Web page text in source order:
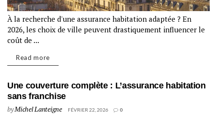
À la recherche d'une assurance habitation adaptée ? En
2026, les choix de ville peuvent drastiquement influencer le
coût de ...
Read more
Une couverture complète : L’assurance habitation
sans franchise
byMichel Lanteigne FÉVRIER 22, 2026 0